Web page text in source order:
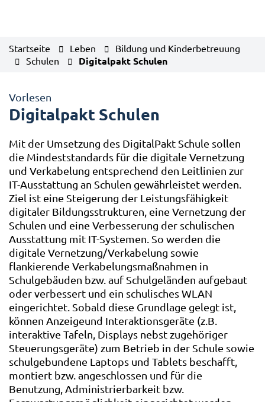
Startseite Leben
Bildung und Kinderbetreuung
Schulen
Digitalpakt Schulen
Vorlesen
Digitalpakt Schulen
Mit der Umsetzung des DigitalPakt Schule sollen
die Mindeststandards für die digitale Vernetzung
und Verkabelung entsprechend den Leitlinien zur
IT-Ausstattung an Schulen gewährleistet werden.
Ziel ist eine Steigerung der Leistungsfähigkeit
digitaler Bildungsstrukturen, eine Vernetzung der
Schulen und eine Verbesserung der schulischen
Ausstattung mit IT-Systemen. So werden die
digitale Vernetzung/Verkabelung sowie
flankierende Verkabelungsmaßnahmen in
Schulgebäuden bzw. auf Schulgeländen aufgebaut
oder verbessert und ein schulisches WLAN
eingerichtet. Sobald diese Grundlage gelegt ist,
können Anzeigeund Interaktionsgeräte (z.B.
interaktive Tafeln, Displays nebst zugehöriger
Steuerungsgeräte) zum Betrieb in der Schule sowie
schulgebundene Laptops und Tablets beschafft,
montiert bzw. angeschlossen und für die
Benutzung, Administrierbarkeit bzw.